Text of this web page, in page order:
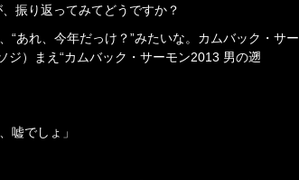
振り返ってみてどうですか？
“あれ、今年だっけ？”みたいな。カムバック・サー
ジ）まえ“カムバック・サーモン2013 男の遡
嘘でしょ」